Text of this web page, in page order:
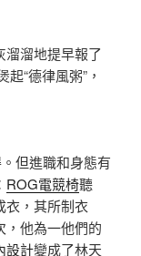
溜地提早報了
起“德律風粥”，
但進職和身態有
ROG電競椅聽
衣，其所制衣
，他為一他們的
設計變成了林天